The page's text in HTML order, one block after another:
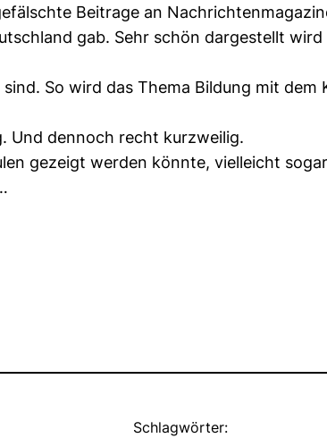
Beitrage an
gab. Sehr schön dargestellt
So wird das Thema Bildung mit
Und dennoch recht kurzweilig.
gezeigt werden könnte, vielleicht
Schlagwörter: